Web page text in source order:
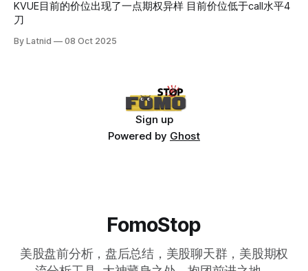
KVUE目前的价位出现了一点期权异样 目前价位低于call水平4
刀
By Latnid 08 Oct 2025
Sign up
Powered by Ghost
FomoStop
美股盘前分析，盘后总结，美股聊天群，美股期权